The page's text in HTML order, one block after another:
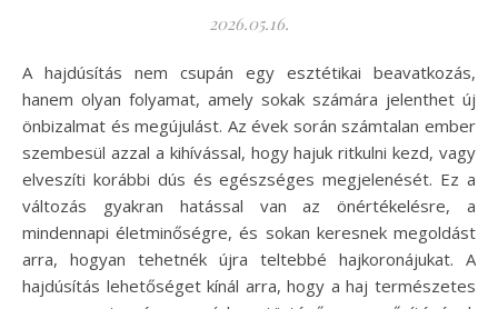
2026.05.16.
A hajdúsítás nem csupán egy esztétikai beavatkozás,
hanem olyan folyamat, amely sokak számára jelenthet új
önbizalmat és megújulást. Az évek során számtalan ember
szembesül azzal a kihívással, hogy hajuk ritkulni kezd, vagy
elveszíti korábbi dús és egészséges megjelenését. Ez a
változás gyakran hatással van az önértékelésre, a
mindennapi életminőségre, és sokan keresnek megoldást
arra, hogyan tehetnék újra teltebbé hajkoronájukat. A
hajdúsítás lehetőséget kínál arra, hogy a haj természetes